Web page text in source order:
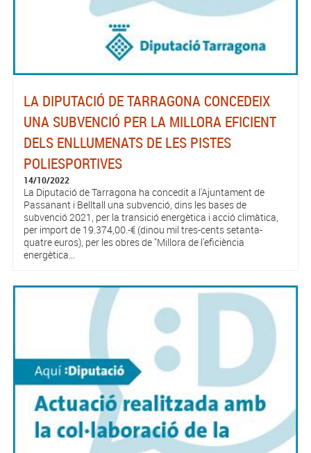
LA DIPUTACIÓ DE TARRAGONA CONCEDEIX
UNA SUBVENCIÓ PER LA MILLORA EFICIENT
DELS ENLLUMENATS DE LES PISTES
POLIESPORTIVES
14/10/2022
La Diputació de Tarragona ha concedit a l'Ajuntament de
Passanant i Belltall una subvenció, dins les bases de
subvenció 2021, per la transició energètica i acció climàtica,
per import de 19.374,00.-€ (dinou mil tres-cents setanta-
quatre euros), per les obres de "Millora de l'eficiència
energètica...